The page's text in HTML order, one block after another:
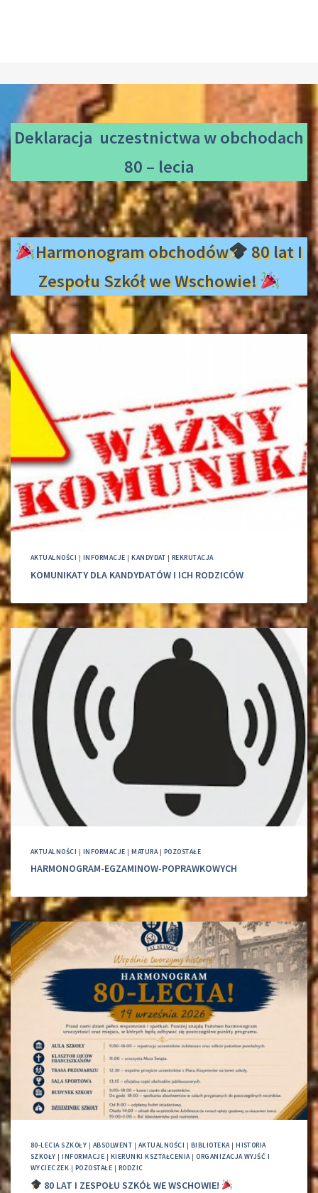
Deklaracja uczestnictwaw obchodach
80 – lecia
Harmonogram obchodów
80 lat I
Zespołu Szkół we Wschowie!
AKTUALNOŚCI | INFORMACJE |KANDYDAT | REKRUTACJA
KOMUNIKATY DLA KANDYDATÓW I ICH RODZICÓW
AKTUALNOŚCI | INFORMACJE |MATURA | POZOSTAŁE
HARMONOGRAM-EGZAMINOW-POPRAWKOWYCH
80-LECIA SZKOŁY | ABSOLWENT | AKTUALNOŚCI | BIBLIOTEKA|HISTORIA
SZKOŁY |INFORMACJE | KIERUNKI KSZTAŁCENIA|ORGANIZACJA WYJŚĆ I
WYCIECZEK | POZOSTAŁE | RODZIC
80 LAT I ZESPOŁU SZKÓŁ WE WSCHOWIE!